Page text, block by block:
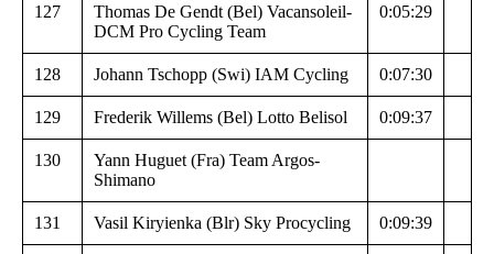
127
Thomas De Gendt (Bel) Vacansoleil-
DCM Pro Cycling Team
0:05:29
128 Johann Tschopp (Swi) IAM Cycling 0:07:30
129 Frederik Willems (Bel) Lotto Belisol 0:09:37
130
Yann Huguet (Fra) Team Argos-
Shimano
131 Vasil Kiryienka (Blr) Sky Procycling 0:09:39